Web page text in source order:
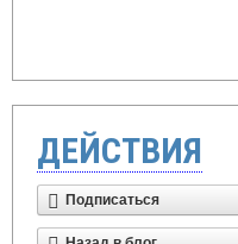
ДЕЙСТВИЯ
Подписаться